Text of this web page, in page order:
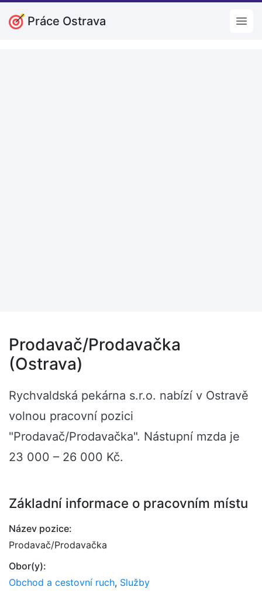
Práce Ostrava
Prodavač/Prodavačka
(Ostrava)
Rychvaldská pekárna s.r.o. nabízí v Ostravě
volnou pracovní pozici
"Prodavač/Prodavačka". Nástupní mzda je
23 000 – 26 000 Kč.
Základní informace o pracovním místu
Název pozice:
Prodavač/Prodavačka
Obor(y):
Obchod a cestovní ruch, Služby